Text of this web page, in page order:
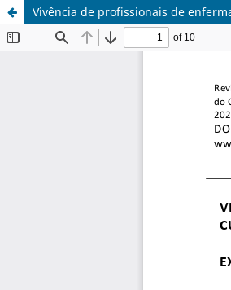
Vivência de profissionais de